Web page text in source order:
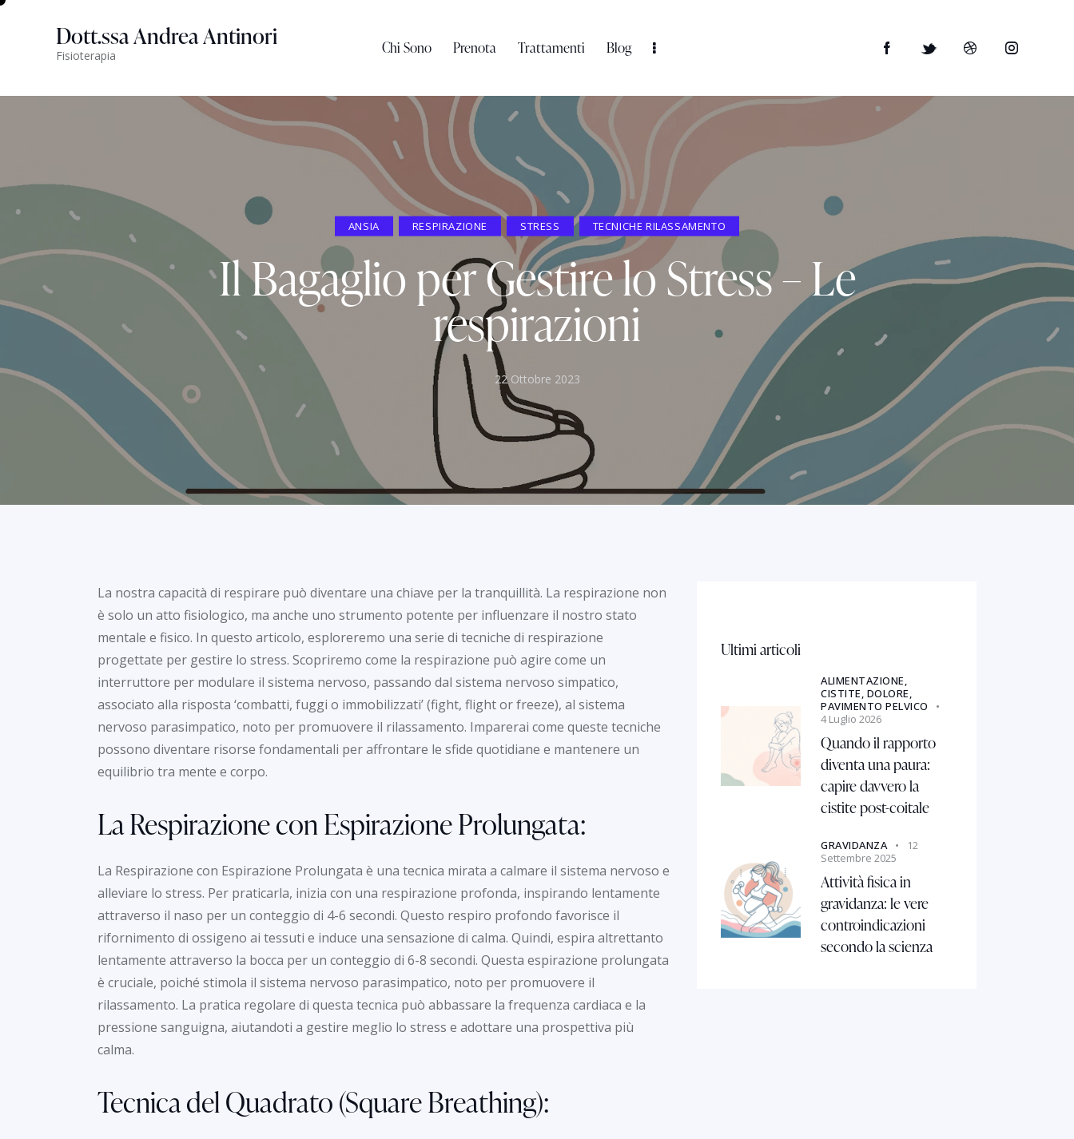
Dott.ssa Andrea Antinori
Fisioterapia Chi Sono Prenota Trattamenti Blog
ANSIA RESPIRAZIONE STRESS TECNICHE RILASSAMENTO
Il Bagaglio per Gestire lo Stress – Le
respirazioni
22 Ottobre 2023
La nostra capacità di respirare può diventare una chiave per la tranquillità. La respirazione non
è solo un atto fisiologico, ma anche uno strumento potente per influenzare il nostro stato
mentale e fisico. In questo articolo, esploreremo una serie di tecniche di respirazione
progettate per gestire lo stress. Scopriremo come la respirazione può agire come un
interruttore per modulare il sistema nervoso, passando dal sistema nervoso simpatico,
associato alla risposta ‘combatti, fuggi o immobilizzati’ (fight, flight or freeze), al sistema
nervoso parasimpatico, noto per promuovere il rilassamento. Imparerai come queste tecniche
possono diventare risorse fondamentali per affrontare le sfide quotidiane e mantenere un
equilibrio tra mente e corpo.
La Respirazione con Espirazione Prolungata:
La Respirazione con Espirazione Prolungata è una tecnica mirata a calmare il sistema nervoso e
alleviare lo stress. Per praticarla, inizia con una respirazione profonda, inspirando lentamente
attraverso il naso per un conteggio di 4-6 secondi. Questo respiro profondo favorisce il
rifornimento di ossigeno ai tessuti e induce una sensazione di calma. Quindi, espira altrettanto
lentamente attraverso la bocca per un conteggio di 6-8 secondi. Questa espirazione prolungata
è cruciale, poiché stimola il sistema nervoso parasimpatico, noto per promuovere il
rilassamento. La pratica regolare di questa tecnica può abbassare la frequenza cardiaca e la
pressione sanguigna, aiutandoti a gestire meglio lo stress e adottare una prospettiva più
calma.
Tecnica del Quadrato (Square Breathing):
Ultimi articoli
ALIMENTAZIONE,
CISTITE, DOLORE,
PAVIMENTO PELVICO
4 Luglio 2026
Quando il rapporto
diventa una paura:
capire davvero la
cistite post-coitale
GRAVIDANZA
12
Settembre 2025
Attività fisica in
gravidanza: le vere
controindicazioni
secondo la scienza